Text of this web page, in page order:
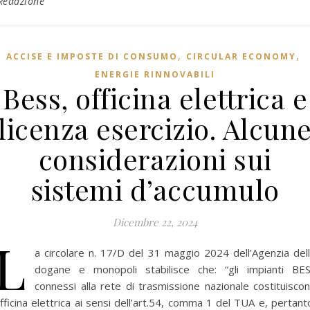
ACCISE E IMPOSTE DI CONSUMO , CIRCULAR ECONOMY,
ENERGIE RINNOVABILI
Bess, officina elettrica e
esercizio. Alcune
considerazioni sui
sistemi d’accumulo
Dicembre 22, 2024
a circolare n. 17/D del 31 maggio 2024 dell’Agenzia
dogane e monopoli stabilisce che: “gli impianti
connessi alla rete di trasmissione nazionale
elettrica ai sensi dell’art.54, comma 1 del TUA e,